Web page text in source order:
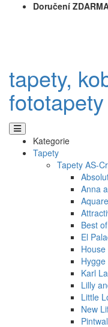
Doručení
tapety,
Kategorie
Tapety
Tapety AS-
Anna
Best
El
Karl
Lilly
Little
New